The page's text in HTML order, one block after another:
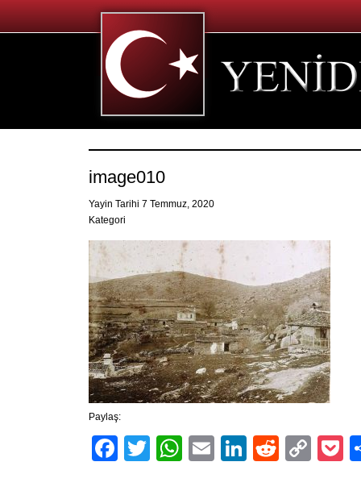
image010
Yayin Tarihi 7 Temmuz, 2020
Kategori
Paylaş:
Facebook
TwitterWhatsApp
EmailLinkedIn
Reddit